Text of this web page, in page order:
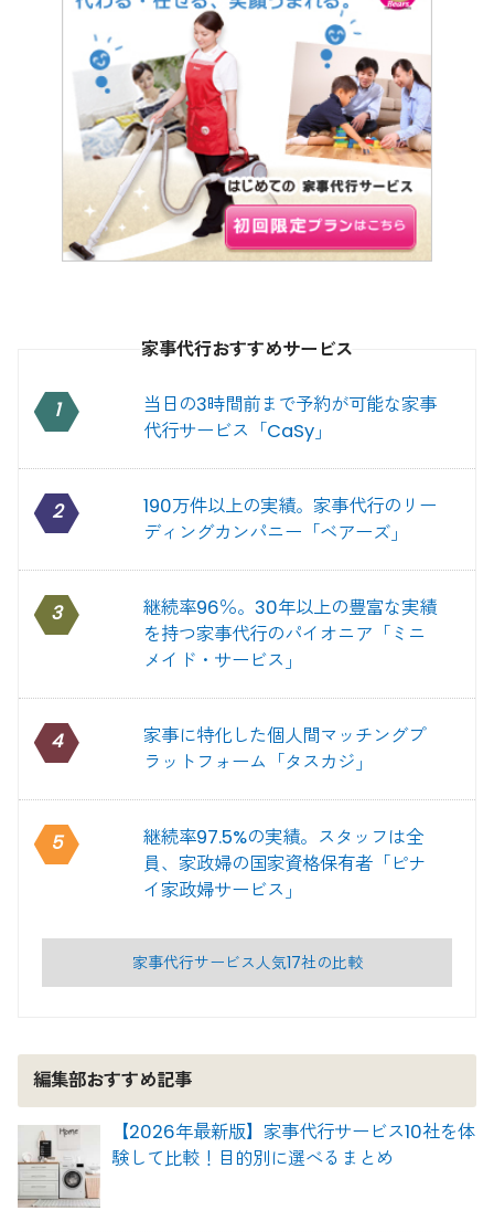
家事代行おすすめサービス
1
当日の3時間前まで予約が可能な家事
代行サービス「CaSy」
2
190万件以上の実績。家事代行のリー
ディングカンパニー「ベアーズ」
3
継続率96％。30年以上の豊富な実績
を持つ家事代行のパイオニア「ミニ
メイド・サービス」
4
家事に特化した個人間マッチングプ
ラットフォーム「タスカジ」
5
継続率97.5%の実績。スタッフは全
員、家政婦の国家資格保有者「ピナ
イ家政婦サービス」
家事代行サービス人気17社の比較
編集部おすすめ記事
【2026年最新版】家事代行サービス10社を体
験して比較！目的別に選べるまとめ